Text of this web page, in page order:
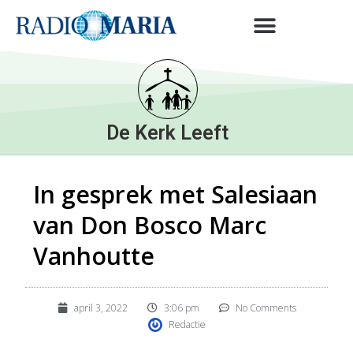
De Kerk Leeft
In gesprek met Salesiaan
van Don Bosco Marc
Vanhoutte
april 3, 2022 3:06 pm
No Comments
Redactie